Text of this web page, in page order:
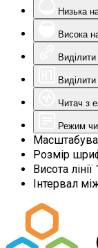
Низька
Висока
Читач з
Режим
Розмір
Висота лінії
Інтервал